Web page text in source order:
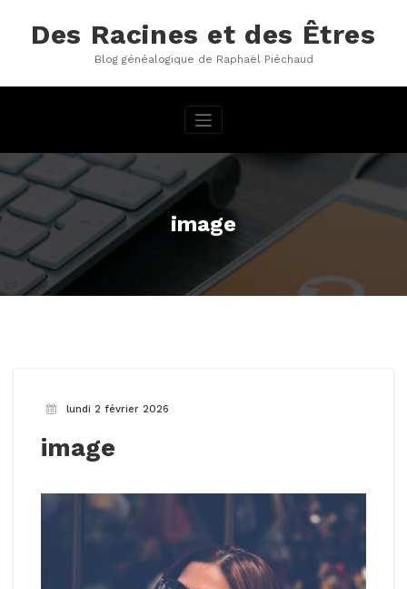
contenuDes Racines et des Êtres
Blog généalogique de Raphaël Piéchaud
image
lundi 2 février 2026
image